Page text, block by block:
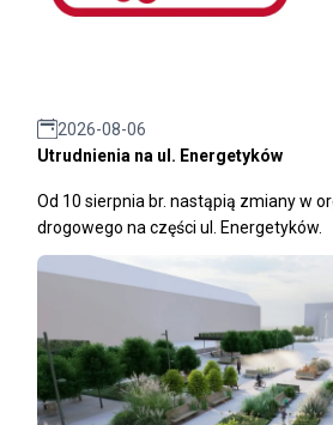
2026-08-06
Utrudnienia na ul. Energetyków
Od 10 sierpnia br. nastąpią zmiany w
drogowego na części ul. Energetyków.